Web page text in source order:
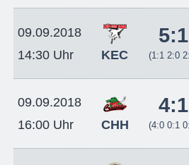
09.09.2018
14:30 Uhr
KEC
5:1
(1:1 2:0
09.09.2018
16:00 Uhr
CHH
4:1
(4:0 0:1